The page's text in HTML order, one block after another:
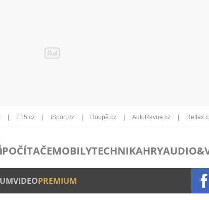
E15.cz iSport.cz Doupě.cz AutoRevue.cz
POČÍTAČEMOBILYTECHNIKAHRY
VIDEOPREMIUM